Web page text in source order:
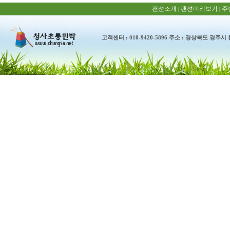
팬션소개 | 팬션미리보기 | 주
고객센터 : 010-9420-5896 주소 : 경상북도 경주시